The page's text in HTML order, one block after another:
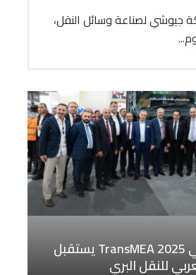
جيوشي لصناعة وسائل النقل،
جناح جيوشي في TransMEA 2025 يستقبل
للنقل البري